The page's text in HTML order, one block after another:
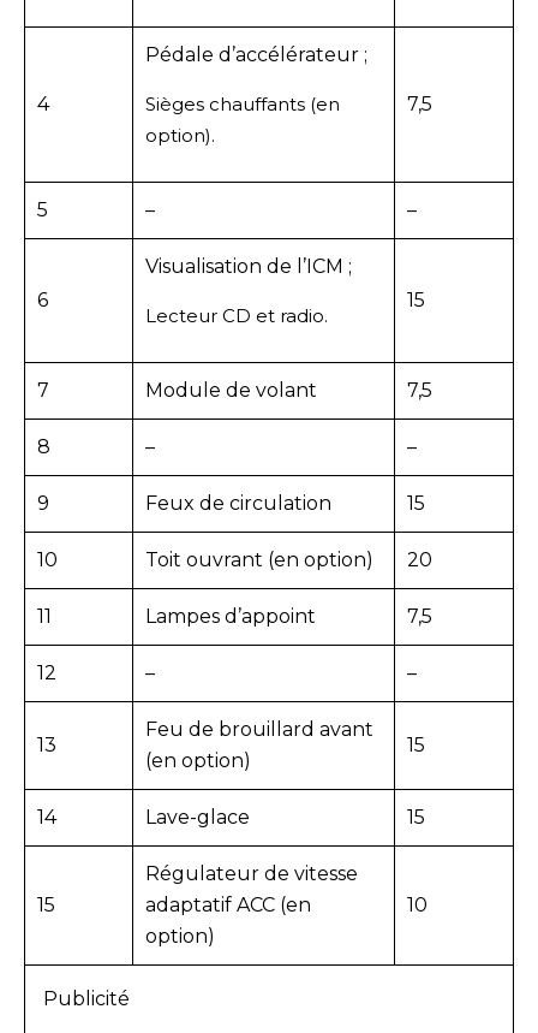
4
Pédale d’accélérateur ;
Sièges chauffants (en
option).
7,5
5 – –
6
Visualisation de l’ICM ;
Lecteur CD et radio.
15
7 Module de volant 7,5
8 – –
9 Feux de circulation 15
10 Toit ouvrant (en option) 20
11 Lampes d’appoint 7,5
12 – –
13
Feu de brouillard avant
(en option)
15
14 Lave-glace 15
15
Régulateur de vitesse
adaptatif ACC (en
option)
10
Publicité